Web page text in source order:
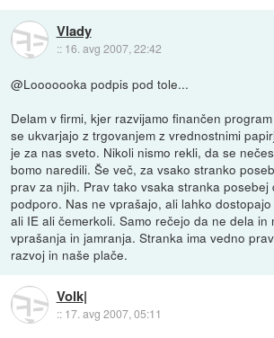
Vlady
:: 16. avg 2007, 22:42
@Looooooka podpis pod tole...
Delam v firmi, kjer razvijamo finančen
se ukvarjajo z trgovanjem z vrednostnimi
je za nas sveto. Nikoli nismo rekli, da se
bomo naredili. Še več, za vsako stranko
prav za njih. Prav tako vsaka stranka posebej
podporo. Nas ne vprašajo, ali lahko
ali IE ali čemerkoli. Samo rečejo da ne dela in
vprašanja in jamranja. Stranka ima vedno
razvoj in naše plače.
Volk|
:: 17. avg 2007, 05:11